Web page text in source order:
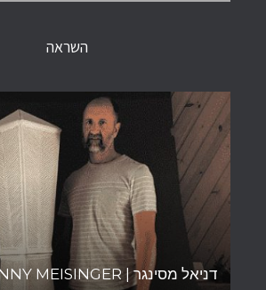
השראה
דניאל מסינגר | DANNY MEISINGER